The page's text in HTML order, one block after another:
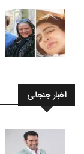
اخبار جنجالی